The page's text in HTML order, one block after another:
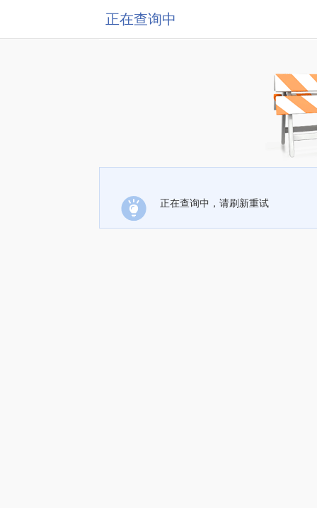
正在查询中
正在查询中，请刷新重试